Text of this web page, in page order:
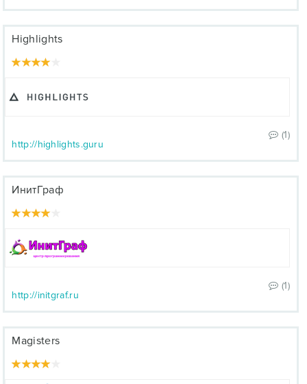
Highlights
(1)
http://highlights.guru
ИнитГраф
(1)
http://initgraf.ru
Magisters